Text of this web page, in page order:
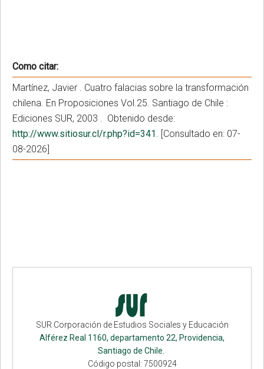
Como citar:
Martínez, Javier . Cuatro falacias sobre la transformación
chilena. En Proposiciones Vol.25. Santiago de Chile :
Ediciones SUR, 2003 . Obtenido desde:
http://www.sitiosur.cl/r.php?id=341
. [Consultado en: 07-
08-2026]
SUR Corporación de Estudios Sociales y Educación
Alférez Real 1160, departamento 22, Providencia,
Santiago de Chile.
Código postal: 7500924